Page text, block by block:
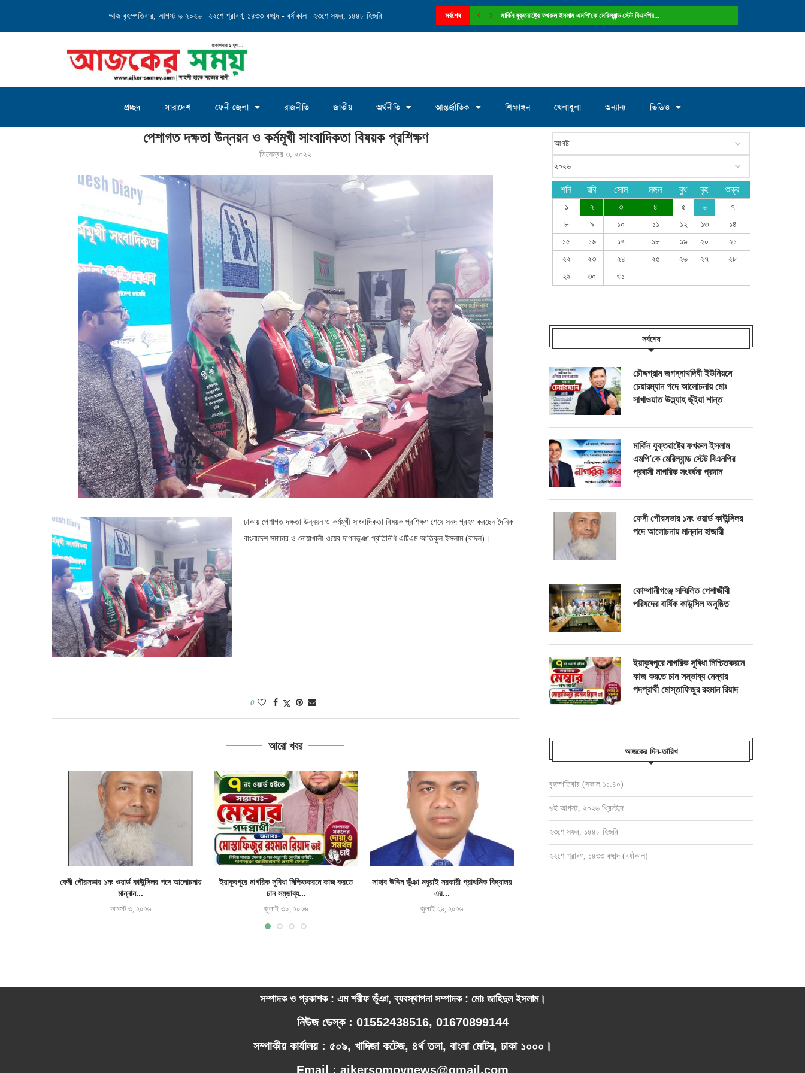
আজ বৃহস্পতিবার, আগস্ট ৬ ২০২৬ | ২২শে শ্রাবণ, ১৪৩৩ বঙ্গাব্দ - বর্ষাকাল | ২৩শে সফর, ১৪৪৮ হিজরি সর্বশেষ
চৌদ্দগ্রাম জগন্নাথদিঘী ইউনিয়নে চেয়ারম্যান পদে আলোচনায় মোঃ সাখাওয়াত... মার্কিন যুক্তরাষ্ট্রে ফখরুল ইসলাম এমপি’কে মেরিল্যান্ড স্টেট বিএনপির...
প্রচ্ছদ সারাদেশ ফেনী জেলা রাজনীতি জাতীয় অর্থনীতি আন্তর্জাতিক শিক্ষাঙ্গন খেলাধুলা অন্যান্য ভিডিও
পেশাগত দক্ষতা উন্নয়ন ও কর্মমূখী সাংবাদিকতা বিষয়ক প্রশিক্ষণ
পেশাগত দক্ষতা উন্নয়ন ও কর্মমূখী সাংবাদিকতা বিষয়ক প্রশিক্ষণ
ডিসেম্বর ৩, ২০২২
ঢাকায় পেশাগত দক্ষতা উন্নয়ন ও কর্মমূখী সাংবাদিকতা বিষয়ক প্রশিক্ষণ শেষে সনদ গ্রহণ করছেন দৈনিক
বাংলাদেশ সমাচার ও নোয়াখালী ওয়েব দাগনভূঞা প্রতিনিধি এটিএম আতিকুল ইসলাম (বাদল)।
0
আরো খবর
ফেনী পৌরসভার ১নং ওয়ার্ড কাউন্সিলর পদে আলোচনায়
মান্নান...
আগস্ট ৩, ২০২৬
ইয়াকুবপুরে নাগরিক সুবিধা নিশ্চিতকরনে কাজ করতে
চান সম্ভাব্য...
জুলাই ৩০, ২০২৬
সাহাব উদ্দিন ভূঁঞা মধুয়াই সরকারী প্রাথমিক বিদ্যালয়
এর...
জুলাই ২৯, ২০২৬
শনি রবি সোম মঙ্গল বুধ বৃহ শুক্র
১ ২ ৩ ৪ ৫ ৬
৭
৮
৯ ১০ ১১ ১২ ১৩
১৪
১৫
১৬ ১৭ ১৮ ১৯ ২০
২১
২২
২৩ ২৪ ২৫ ২৬ ২৭
২৮
২৯
৩০ ৩১
সর্বশেষ
চৌদ্দগ্রাম জগন্নাথদিঘী ইউনিয়নে
চেয়ারম্যান পদে আলোচনায় মোঃ
সাখাওয়াত উল্ল্যাহ ভূঁইয়া শান্ত
মার্কিন যুক্তরাষ্ট্রে ফখরুল ইসলাম
এমপি’কে মেরিল্যান্ড স্টেট বিএনপির
প্রবাসী নাগরিক সংবর্ধনা প্রদান
ফেনী পৌরসভার ১নং ওয়ার্ড কাউন্সিলর
পদে আলোচনায় মান্নান হাজারী
কোম্পানীগঞ্জে সম্মিলিত পেশাজীবী
পরিষদের বার্ষিক কাউন্সিল অনুষ্ঠিত
ইয়াকুবপুরে নাগরিক সুবিধা নিশ্চিতকরনে
কাজ করতে চান সম্ভাব্য মেম্বার
পদপ্রার্থী মোস্তাফিজুর রহমান রিয়াদ
আজকের দিন-তারিখ
বৃহস্পতিবার (সকাল ১১:৪০)
৬ই আগস্ট, ২০২৬ খ্রিস্টাব্দ
২৩শে সফর, ১৪৪৮ হিজরি
২২শে শ্রাবণ, ১৪৩৩ বঙ্গাব্দ (বর্ষাকাল)
সম্পাদক ও প্রকাশক : এম শরীফ ভূঁঞা, ব্যবস্থাপনা সম্পাদক : মোঃ জাহিদুল ইসলাম।
নিউজ ডেস্ক : 01552438516, 01670899144
সম্পাকীয় কার্যালয় : ৫০৯, খাদিজা কটেজ, ৪র্থ তলা, বাংলা মোটর, ঢাকা ১০০০।
Email : ajkersomoynews@gmail.com